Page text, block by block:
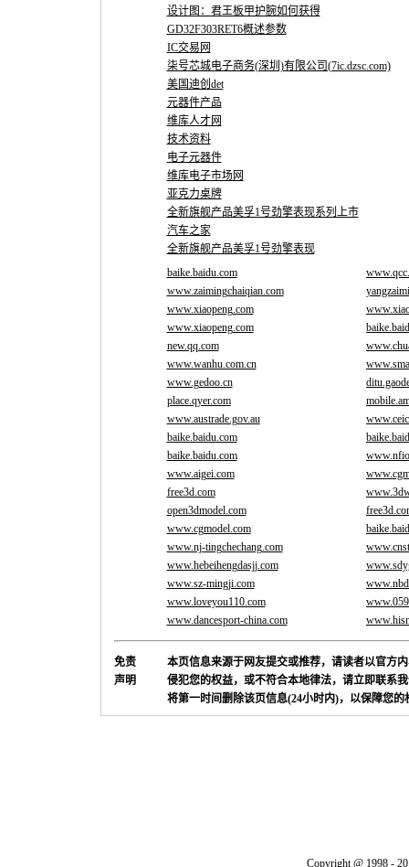
设计图：君王板甲护腕如何获得
GD32F303RET6概述参数
IC交易网
柒号芯城电子商务(深圳)有限公司(7ic.dzsc.com)
美国迪创det
元器件产品
维库人才网
技术资料
电子元器件
维库电子市场网
亚克力桌牌
全新旗舰产品美孚1号劲擎表现系列上市
汽车之家
全新旗舰产品美孚1号劲擎表现
baike.baidu.com
www.zaimingchaiqian.com
www.xiaopeng.com
www.xiaopeng.com
new.qq.com
www.wanhu.com.cn
www.gedoo.cn
place.qyer.com
www.austrade.gov.au
baike.baidu.com
baike.baidu.com
www.aigei.com
free3d.com
open3dmodel.com
www.cgmodel.com
www.nj-tingchechang.com
www.hebeihengdasjj.com
www.sz-mingji.com
www.loveyou110.com
www.dancesport-china.com
免责
声明
本页信息来源于网友提交或推荐，请读者以官方
侵犯您的权益，或不符合本地律法，请立即联系
将第一时间删除该页信息(24小时内)，以保障您的
Copyright @ 1998 -